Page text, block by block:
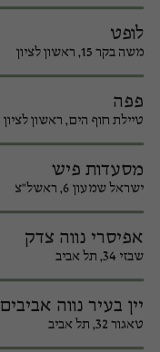
לופט
משה בקר 15, ראשון לציון
פפה
טיילת חוף הים, ראשון לציון
מסעדות פיש
ישראל שמעון 6, ראשל"צ
אפיסרי נווה צדק
שבזי 34, תל אביב
יין בעיר נווה אביבים
טאגור 32, תל אביב